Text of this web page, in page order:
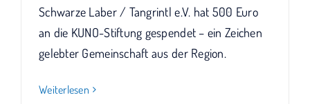
Schwarze Laber / Tangrintl e.V. hat 500 Euro
an die KUNO-Stiftung gespendet – ein Zeichen
gelebter Gemeinschaft aus der Region.
Weiterlesen